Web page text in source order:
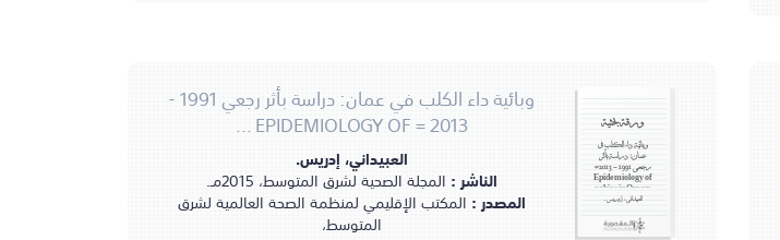
ورقة بحثية
وبائية داء الكلب في
عمان: دراسة بأثر
رجعي 1991 - 2013 =
Epidemiology of
rabies in Oman:
a retrospective
العبيداني، إدريس.
وبائية داء الكلب في عمان: دراسة بأثر رجعي 1991 -
2013 = EPIDEMIOLOGY OF ...
العبيداني، إدريس.
الناشر : المجلة الصحية لشرق المتوسط، 2015مـ.
المصدر : المكتب الإقليمي لمنظمة الصحة العالمية لشرق
المتوسط،